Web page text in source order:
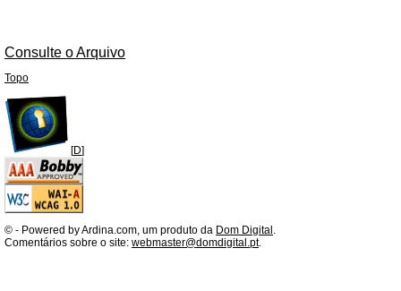
Consulte o Arquivo
Topo
[D]
© - Powered by Ardina.com, um produto da Dom Digital .
Comentários sobre o site: webmaster@domdigital.pt.